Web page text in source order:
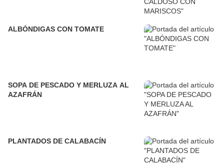
ALBÓNDIGAS CON TOMATE
SOPA DE PESCADO Y MERLUZA AL
AZAFRÁN
PLANTADOS DE CALABACÍN